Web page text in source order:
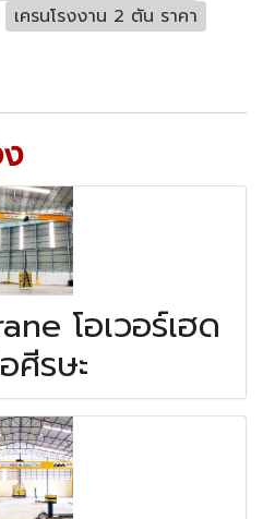
เครนโรงงาน 2 ตัน ราคา
โอเวอร์เฮด
ศีรษะ